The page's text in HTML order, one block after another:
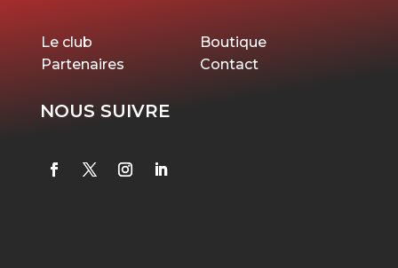
Le club
Boutique
Partenaires
Contact
NOUS SUIVRE